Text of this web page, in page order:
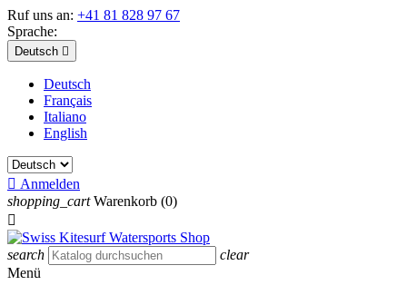
Ruf uns an: +41 81 828 97 67
Sprache:
Deutsch 
Deutsch
Français
Italiano
English
 Anmelden
shopping_cart Warenkorb (0)

search
clear
Menü